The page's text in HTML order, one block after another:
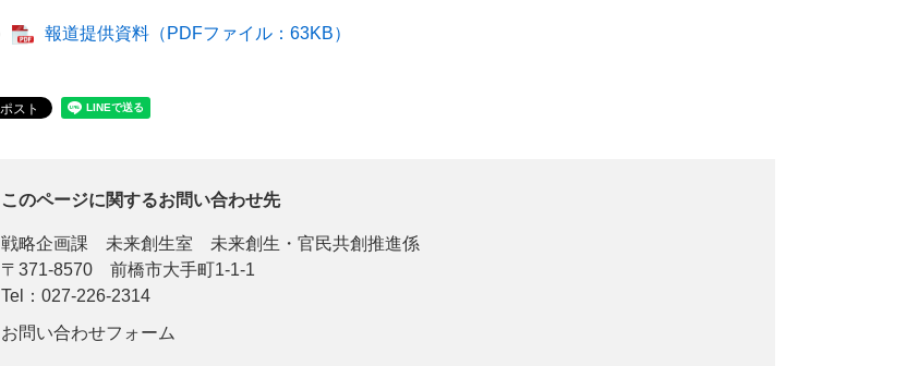
報道提供資料（PDFファイル：63KB）
このページに関するお問い合わせ先
戦略企画課
未来創生室 未来創生・官民共創推進係
〒371-8570
前橋市大手町1-1-1
Tel：027-226-2314
お問い合わせフォーム